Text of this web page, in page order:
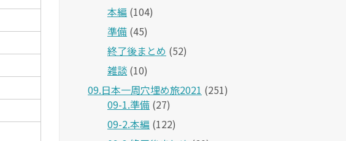
本編 (104)
準備 (45)
終了後まとめ (52)
雑談 (10)
09.日本一周穴埋め旅2021 (251)
09-1.準備 (27)
09-2.本編 (122)